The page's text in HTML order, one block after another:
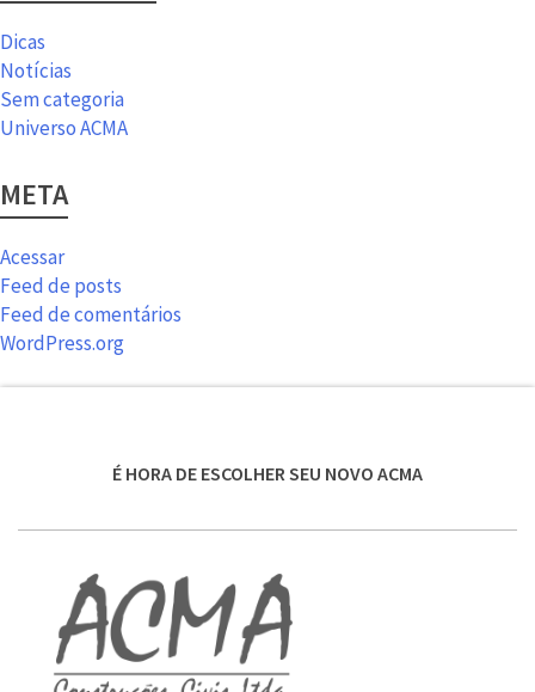
Dicas
Notícias
Sem categoria
Universo ACMA
META
Acessar
Feed de posts
Feed de comentários
WordPress.org
É HORA DE ESCOLHER SEU NOVO ACMA